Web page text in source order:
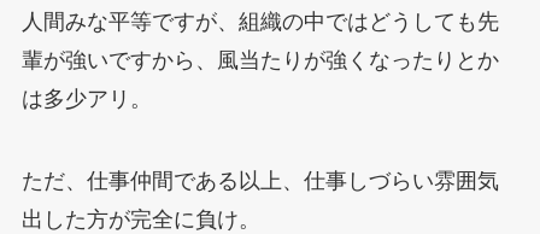
人間みな平等ですが、組織の中ではどうしても先
輩が強いですから、風当たりが強くなったりとか
は多少アリ。
ただ、仕事仲間である以上、仕事しづらい雰囲気
出した方が完全に負け。